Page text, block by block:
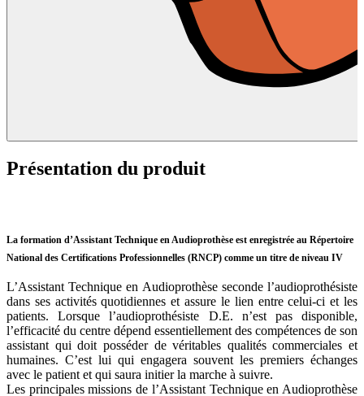
Présentation du produit
La formation d’Assistant Technique en Audioprothèse est enregistrée au Répertoire
National des Certifications Professionnelles (RNCP) comme un titre de niveau IV
L’Assistant Technique en Audioprothèse seconde l’audioprothésiste
dans ses activités quotidiennes et assure le lien entre celui-ci et les
patients. Lorsque l’audioprothésiste D.E. n’est pas disponible,
l’efficacité du centre dépend essentiellement des compétences de son
assistant qui doit posséder de véritables qualités commerciales et
humaines. C’est lui qui engagera souvent les premiers échanges
avec le patient et qui saura initier la marche à suivre.
Les principales missions de l’Assistant Technique en Audioprothèse